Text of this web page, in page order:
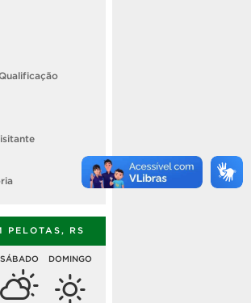
PELOTAS, RS
SÁBADO DOMINGO